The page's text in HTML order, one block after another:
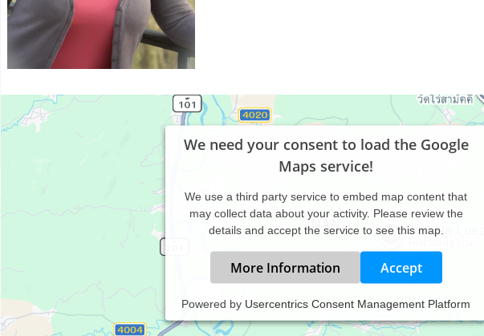
We need your consent to load the Google
Maps service!
We use a third party service to embed map content that
may collect data about your activity. Please review the
details and accept the service to see this map.
More Information Accept
Powered by Usercentrics Consent Management Platform
Ihre Praxis für Achtsamkeit, Coaching und Psychotherapie in Hamm